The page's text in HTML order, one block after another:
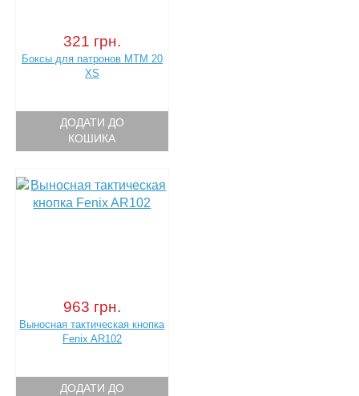
321 грн.
Боксы для патронов MTM 20
XS
ДОДАТИ ДО
КОШИКА
963 грн.
Выносная тактическая кнопка
Fenix AR102
ДОДАТИ ДО